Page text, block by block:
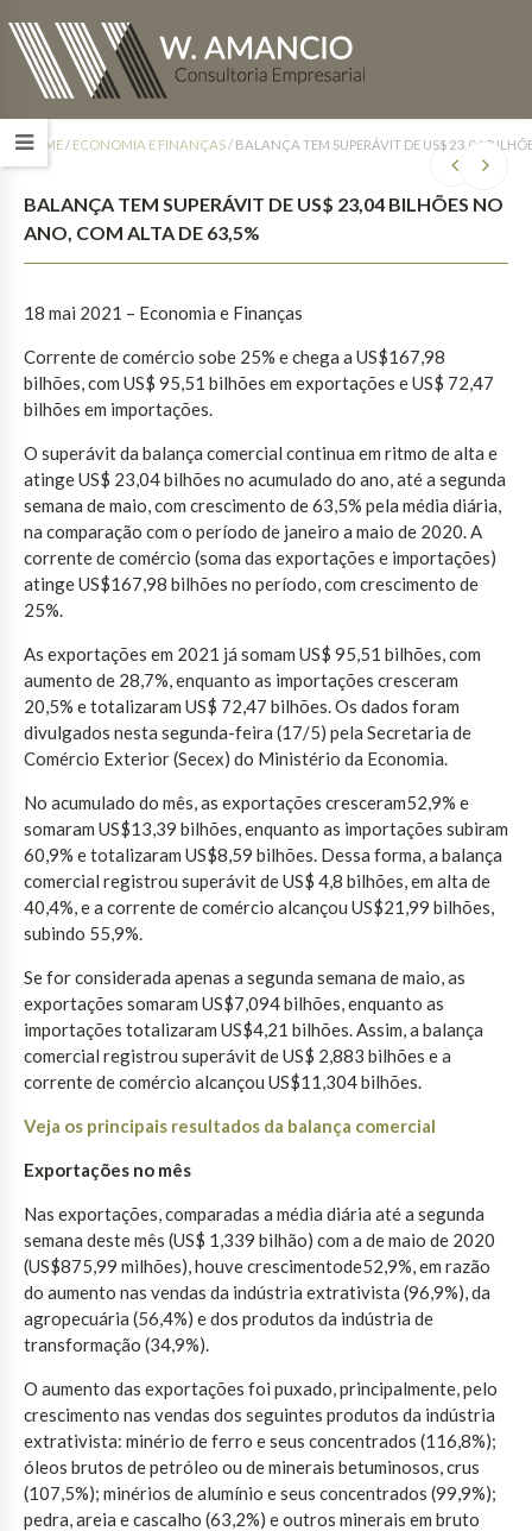
HOME/ ECONOMIA E FINANÇAS/ BALANÇA TEM SUPERÁVIT DE US$ 23,04
BALANÇA TEM SUPERÁVIT DE US$ 23,04 BILHÕES NO
ANO, COM ALTA DE 63,5%
18 mai 2021 – Economia e Finanças
Corrente de comércio sobe 25% e chega a US$167,98
bilhões, com US$ 95,51 bilhões em exportações e US$ 72,47
bilhões em importações.
O superávit da balança comercial continua em ritmo de alta e
atinge US$ 23,04 bilhões no acumulado do ano, até a segunda
semana de maio, com crescimento de 63,5% pela média diária,
na comparação com o período de janeiro a maio de 2020. A
corrente de comércio (soma das exportações e importações)
atinge US$167,98 bilhões no período, com crescimento de
25%.
As exportações em 2021 já somam US$ 95,51 bilhões, com
aumento de 28,7%, enquanto as importações cresceram
20,5% e totalizaram US$ 72,47 bilhões. Os dados foram
divulgados nesta segunda-feira (17/5) pela Secretaria de
Comércio Exterior (Secex) do Ministério da Economia.
No acumulado do mês, as exportações cresceram52,9% e
somaram US$13,39 bilhões, enquanto as importações subiram
60,9% e totalizaram US$8,59 bilhões. Dessa forma, a balança
comercial registrou superávit de US$ 4,8 bilhões, em alta de
40,4%, e a corrente de comércio alcançou US$21,99 bilhões,
subindo 55,9%.
Se for considerada apenas a segunda semana de maio, as
exportações somaram US$7,094 bilhões, enquanto as
importações totalizaram US$4,21 bilhões. Assim, a balança
comercial registrou superávit de US$ 2,883 bilhões e a
corrente de comércio alcançou US$11,304 bilhões.
Veja os principais resultados da balança comercial
Exportações no mês
Nas exportações, comparadas a média diária até a segunda
semana deste mês (US$ 1,339 bilhão) com a de maio de 2020
(US$875,99 milhões), houve crescimentode52,9%, em razão
do aumento nas vendas da indústria extrativista (96,9%), da
agropecuária (56,4%) e dos produtos da indústria de
transformação (34,9%).
O aumento das exportações foi puxado, principalmente, pelo
crescimento nas vendas dos seguintes produtos da indústria
extrativista: minério de ferro e seus concentrados (116,8%);
óleos brutos de petróleo ou de minerais betuminosos, crus
(107,5%); minérios de alumínio e seus concentrados (99,9%);
pedra, areia e cascalho (63,2%) e outros minerais em bruto